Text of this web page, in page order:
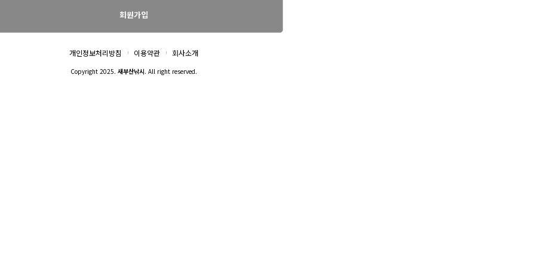
회원가입
개인정보처리방침 이용약관 회사소개
Copyright 2025. 새부산낚시. All right reserved.